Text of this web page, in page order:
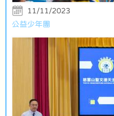
11/11/2023
公益少年團